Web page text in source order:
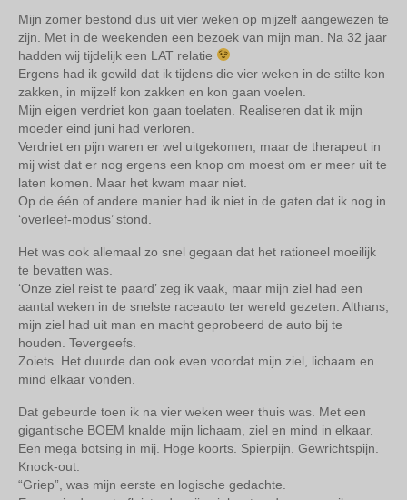
Mijn zomer bestond dus uit vier weken op mijzelf aangewezen te
zijn. Met in de weekenden een bezoek van mijn man. Na 32 jaar
hadden wij tijdelijk een LAT relatie
Ergens had ik gewild dat ik tijdens die vier weken in de stilte kon
zakken, in mijzelf kon zakken en kon gaan voelen.
Mijn eigen verdriet kon gaan toelaten. Realiseren dat ik mijn
moeder eind juni had verloren.
Verdriet en pijn waren er wel uitgekomen, maar de therapeut in
mij wist dat er nog ergens een knop om moest om er meer uit te
laten komen. Maar het kwam maar niet.
Op de één of andere manier had ik niet in de gaten dat ik nog in
‘overleef-modus’ stond.
Het was ook allemaal zo snel gegaan dat het rationeel moeilijk
te bevatten was.
‘Onze ziel reist te paard’ zeg ik vaak, maar mijn ziel had een
aantal weken in de snelste raceauto ter wereld gezeten. Althans,
mijn ziel had uit man en macht geprobeerd de auto bij te
houden. Tevergeefs.
Zoiets. Het duurde dan ook even voordat mijn ziel, lichaam en
mind elkaar vonden.
Dat gebeurde toen ik na vier weken weer thuis was. Met een
gigantische BOEM knalde mijn lichaam, ziel en mind in elkaar.
Een mega botsing in mij. Hoge koorts. Spierpijn. Gewrichtspijn.
Knock-out.
“Griep”, was mijn eerste en logische gedachte.